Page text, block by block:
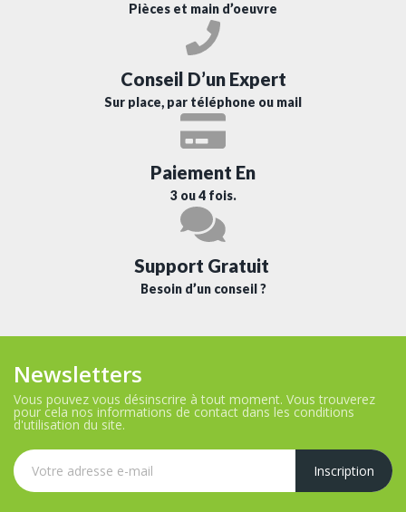
Pièces et main d’oeuvre
Conseil D’un Expert
Sur place, par téléphone ou mail
Paiement En
3 ou 4 fois.
Support Gratuit
Besoin d’un conseil ?
Newsletters
Vous pouvez vous désinscrire à tout moment. Vous trouverez
pour cela nos informations de contact dans les conditions
d'utilisation du site.